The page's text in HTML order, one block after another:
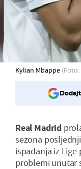
Kylian Mbappe (Foto:
Real Madrid
sezona
ispadanja iz
problemi unutar